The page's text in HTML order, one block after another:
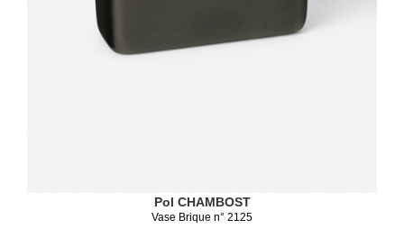
Pol CHAMBOST
Vase Brique n° 2125